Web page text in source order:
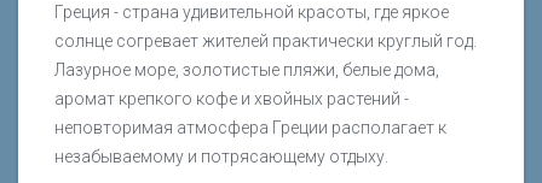
Греция - страна удивительной красоты, где яркое
солнце согревает жителей практически круглый год.
Лазурное море, золотистые пляжи, белые дома,
аромат крепкого кофе и хвойных растений -
неповторимая атмосфера Греции располагает к
незабываемому и потрясающему отдыху.